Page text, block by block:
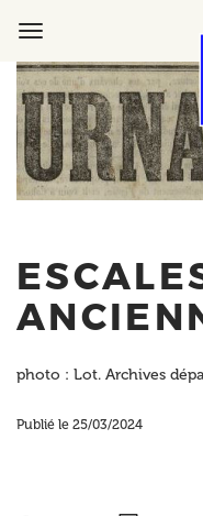
principal
navigation
photo : Lot. Archives
Publié le 25/03/2024